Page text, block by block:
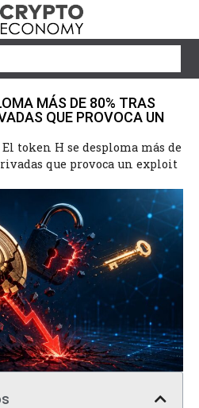
MÁS DE 80% TRAS
QUE PROVOCA UN
El token H se desploma más de
que provoca un exploit